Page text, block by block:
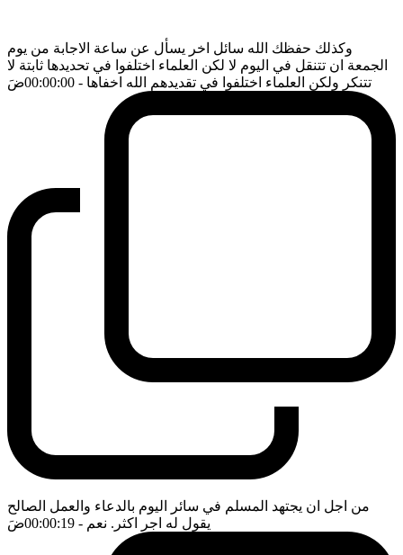
وكذلك حفظك الله سائل اخر يسأل عن ساعة الاجابة من يوم
الجمعة ان تتنقل في اليوم لا لكن العلماء اختلفوا في تحديدها ثابتة لا
تتنكر ولكن العلماء اختلفوا في تقديدهم الله اخفاها - 00:00:00 ضَ
من اجل ان يجتهد المسلم في سائر اليوم بالدعاء والعمل الصالح
يقول له اجر اكثر. نعم - 00:00:19 ضَ